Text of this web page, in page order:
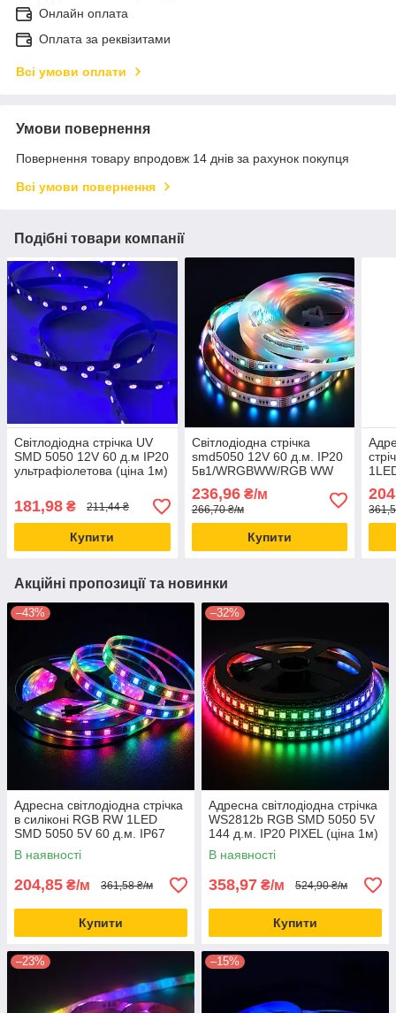
Онлайн оплата
Оплата за реквізитами
Всі умови оплати
Умови повернення
Повернення товару впродовж 14 днів за рахунок покупця
Всі умови повернення
Подібні товари компанії
Світлодіодна стрічка UV
SMD 5050 12V 60 д.м IP20
ультрафіолетова (ціна 1м)
181,98 ₴ 211,44 ₴
Купити
Світлодіодна стрічка
smd5050 12V 60 д.м. IP20
5в1/WRGBWW/RGB WW
CW/RGB cct (ціна 1 м)
236,96₴/м
266,70 ₴/м
Купити
д.м.
Акційні пропозиції та новинки
–43%
Адресна світлодіодна стрічка
в силіконі RGB RW 1LED
SMD 5050 5V 60 д.м. IP67
WS2812b чорна основа (ціна
1м)
В наявності
204,85 ₴/м 361,58 ₴/м
Купити
–32%
Адресна світлодіодна стрічка
WS2812b RGB SMD 5050 5V
144 д.м. IP20 PIXEL (ціна 1м)
В наявності
358,97 ₴/м 524,90 ₴/м
Купити
–23% –15%